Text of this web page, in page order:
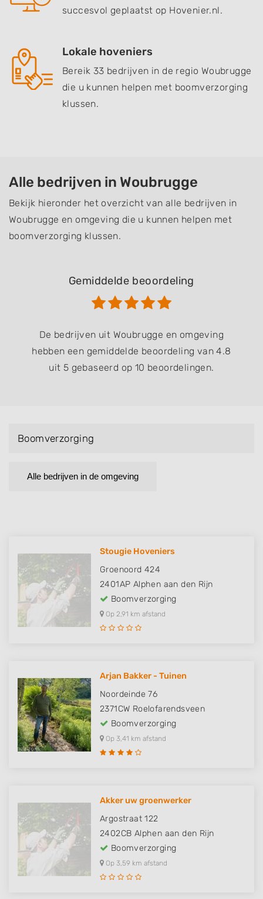
succesvol geplaatst op Hovenier.nl.
Lokale hoveniers
Bereik 33 bedrijven in de regio Woubrugge
die u kunnen helpen met boomverzorging
klussen.
Alle bedrijven in Woubrugge
Bekijk hieronder het overzicht van alle bedrijven in
Woubrugge en omgeving die u kunnen helpen met
boomverzorging klussen.
Gemiddelde beoordeling
De bedrijven uit Woubrugge en omgeving
hebben een gemiddelde beoordeling van 4.8
uit 5 gebaseerd op 10 beoordelingen.
Boomverzorging
Alle bedrijven in de omgeving
Stougie Hoveniers
Groenoord 424
2401AP Alphen aan den Rijn
Boomverzorging
Op 2,91 km afstand
Arjan Bakker - Tuinen
Noordeinde 76
2371CW Roelofarendsveen
Boomverzorging
Op 3,41 km afstand
Akker uw groenwerker
Argostraat 122
2402CB Alphen aan den Rijn
Boomverzorging
Op 3,59 km afstand